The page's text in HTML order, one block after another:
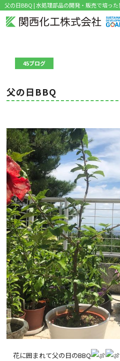
45ブログ
父の日BBQ
花に囲まれて父の日のBBQ